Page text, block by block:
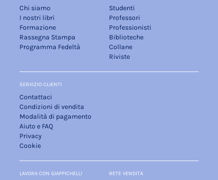
Chi siamo
I nostri libri
Formazione
Rassegna Stampa
Programma Fedeltà
Studenti
Professori
Professionisti
Biblioteche
Collane
Riviste
SERVIZIO CLIENTI
Contattaci
Condizioni di vendita
Modalità di pagamento
Aiuto e FAQ
Privacy
Cookie
LAVORA CON GIAPPICHELLI RETE VENDITA